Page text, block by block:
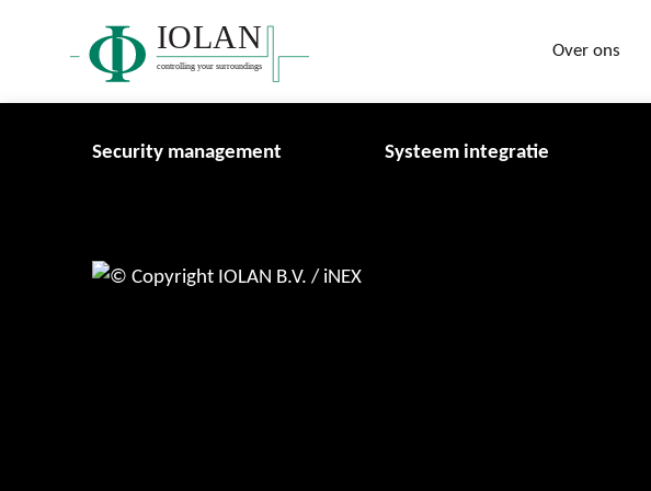
IOLAN
controlling your surroundings
Over ons
Security management Systeem integratie